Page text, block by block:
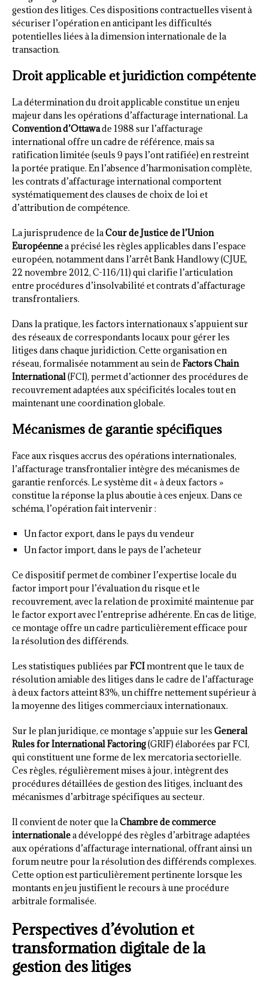
gestion des litiges. Ces dispositions contractuelles visent à
sécuriser l’opération en anticipant les difficultés
potentielles liées à la dimension internationale de la
transaction.
Droit applicable et juridiction compétente
La détermination du droit applicable constitue un enjeu
majeur dans les opérations d’affacturage international. La
Convention d’Ottawade 1988 sur l’affacturage
international offre un cadre de référence, mais sa
ratification limitée (seuls 9 pays l’ont ratifiée) en restreint
la portée pratique. En l’absence d’harmonisation complète,
les contrats d’affacturage international comportent
systématiquement des clauses de choix de loi et
d’attribution de compétence.
La jurisprudence de laCour de Justice de l’Union
Européennea précisé les règles applicables dans l’espace
européen, notamment dans l’arrêt Bank Handlowy (CJUE,
22 novembre 2012, C-116/11) qui clarifie l’articulation
entre procédures d’insolvabilité et contrats d’affacturage
transfrontaliers.
Dans la pratique, les factors internationaux s’appuient sur
des réseaux de correspondants locaux pour gérer les
litiges dans chaque juridiction. Cette organisation en
réseau, formalisée notamment au sein de Factors Chain
International(FCI), permet d’actionner des procédures de
recouvrement adaptées aux spécificités locales tout en
maintenant une coordination globale.
Mécanismes de garantie spécifiques
Face aux risques accrus des opérations internationales,
l’affacturage transfrontalier intègre des mécanismes de
garantie renforcés. Le système dit « à deux factors »
constitue la réponse la plus aboutie à ces enjeux. Dans ce
schéma, l’opération fait intervenir :
Un factor export, dans le pays du vendeur
Un factor import, dans le pays de l’acheteur
Ce dispositif permet de combiner l’expertise locale du
factor import pour l’évaluation du risque et le
recouvrement, avec la relation de proximité maintenue par
le factor export avec l’entreprise adhérente. En cas de litige,
ce montage offre un cadre particulièrement efficace pour
la résolution des différends.
Les statistiques publiées parFCImontrent que le taux de
résolution amiable des litiges dans le cadre de l’affacturage
à deux factors atteint 83%, un chiffre nettement supérieur à
la moyenne des litiges commerciaux internationaux.
Sur le plan juridique, ce montage s’appuie sur les General
Rules for International Factoring(GRIF) élaborées par FCI,
qui constituent une forme de lex mercatoria sectorielle.
Ces règles, régulièrement mises à jour, intègrent des
procédures détaillées de gestion des litiges, incluant des
mécanismes d’arbitrage spécifiques au secteur.
Il convient de noter que laChambre de commerce
internationalea développé des règles d’arbitrage adaptées
aux opérations d’affacturage international, offrant ainsi un
forum neutre pour la résolution des différends complexes.
Cette option est particulièrement pertinente lorsque les
montants en jeu justifient le recours à une procédure
arbitrale formalisée.
Perspectives d’évolution et
transformation digitale de la
gestion des litiges